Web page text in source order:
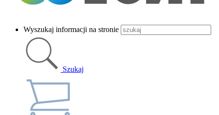
Wyszukaj informacji na stronie
Szukaj